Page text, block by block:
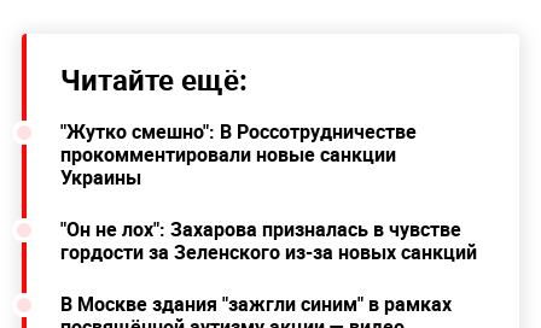
Читайте ещё:
"Жутко смешно": В Россотрудничестве
прокомментировали новые санкции
Украины
"Он не лох": Захарова призналась в чувстве
гордости за Зеленского из-за новых санкций
В Москве здания "зажгли синим" в рамках